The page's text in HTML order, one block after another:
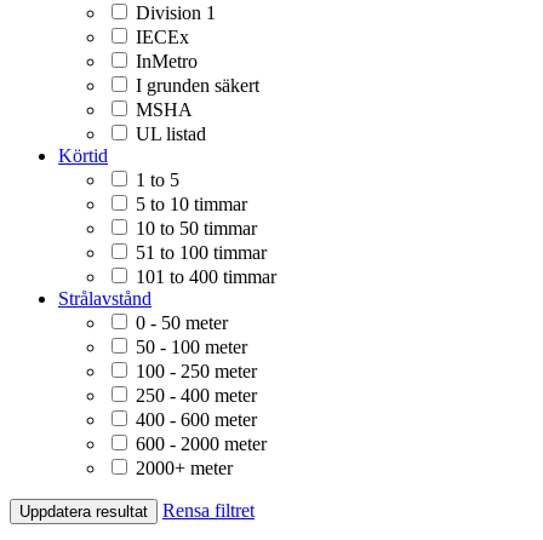
Division 1
IECEx
InMetro
I grunden säkert
MSHA
UL listad
Körtid
1 to 5
5 to 10 timmar
10 to 50 timmar
51 to 100 timmar
101 to 400 timmar
Strålavstånd
0 - 50 meter
50 - 100 meter
100 - 250 meter
250 - 400 meter
400 - 600 meter
600 - 2000 meter
2000+ meter
Uppdatera resultat Rensa filtret